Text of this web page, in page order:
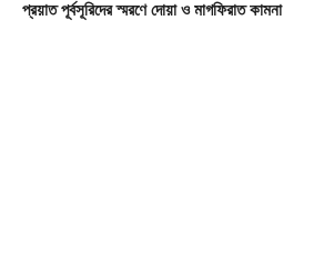
প্রয়াত পূর্বসূরিদের স্মরণে দোয়া ও মাগফিরাত কামনা